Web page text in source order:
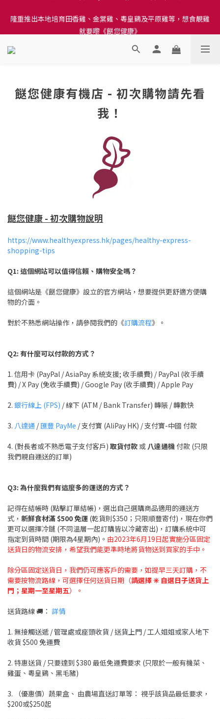
小心選擇分區及區域, 因資料錯誤會影響前往結帳
就要嚟《餸您健康》
訂單結帳注意事項：送貨方法中選擇區域 - 然後當填寫地址時, 請
餸您健康有機店 - 初次購物請先看
我！
餸您健康 - 初次購物說明
https://www.healthyexpress.hk/pages/healthy-express-
shopping-tips
Q1: 這個網站可以值得信賴、購物安全嗎？
這個網站是《餸您健康》設立的官方網站，想要提供更舒適方便購
物的介面。
對於不熟悉網站操作，請參閱我們的《訂購流程》。
Q2: 有什麼可以付款的方式 ？
1. 信用卡 (PayPal / AsiaPay 系統支援; 收手續費) / PayPal (收手續
費) / X Pay (免收手續費) / Google Pay (收手續費) / Apple Pay
2. 銀行線上 (FPS) / 線下 (ATM / Bank Transfer) 轉賬 / 轉數快
3. 八達通 /匯豐 PayMe / 支付寶 (AliPay HK) / 支付寶-中國 付款
4. (對長者或不熟悉電子支付客戶) 取貨付款 或 八達通機 付款 (只限
我們親自運送的訂單)
Q3: 為什麼我們有這麼多的運送的方式 ？
記得在結帳時 (點擊訂單結帳)，選出自己選購商品適用的運送方
式， 新鮮食材滿 $500免運 (乾貨則$350；只限順豐寄付)，現在你們
更可以選擇冷鏈 (不同溫層一起訂購皆以冷藏寄出)，訂購系統中可
指定到貨時間 (期限為4星期內)。 由2023年6月19日起實施分區固定
送貨日的物流安排，希望我們能更準時地將貨物送到買家的手中。
除分區固定送貨日，我們仍可應客戶的需要，如提早三天訂購，不
需要按物流路線，可選擇任何送貨日期（請選擇 ✳️ 自選日子送貨上
門；星期一至星期五）。
送貨路線 🚚： 詳情
1. 無接觸送遞 /管理處或座頭收貨 /送貨上門 / 工人姐姐或家人地下
收貨 $500 免運費
2. 特惠送貨 / 只要達到 $380 最低免運費要求 (只限於一般有機菜、
雞蛋、粵皇鷄、黑毛豬)
3. （優惠價）蔬果盒、 由農場直送訂單等： 視乎該貨品最低要求，
$200或$250起